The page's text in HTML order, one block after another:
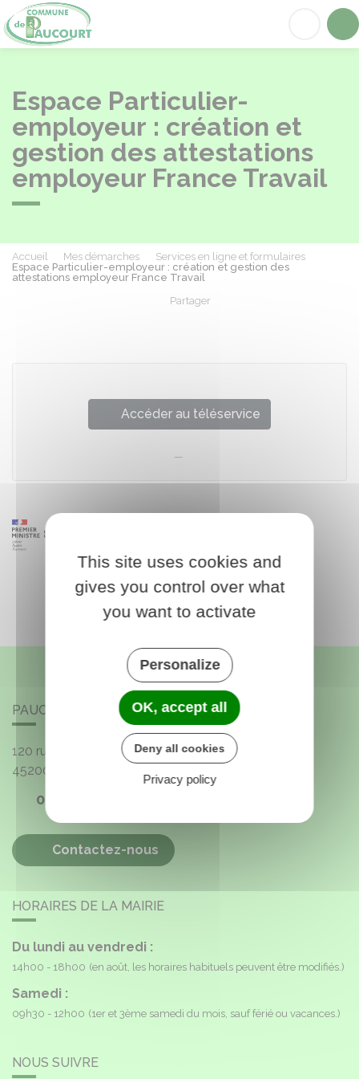
Espace Particulier-
employeur : création et
gestion des attestations
employeur France Travail
Accueil Mes démarches
Services en ligne et formulaires
Espace Particulier-employeur : création et gestion des
attestations employeur France Travail
Partager
Accéder au téléservice
PAUCOURT
120 rue de l'Église
45200
02 38 85 40 16
Contactez-nous
HORAIRES DE LA MAIRIE
Du lundi au vendredi :
14h00 - 18h00 (en août, les horaires habituels peuvent être modifiés.)
Samedi :
09h30 - 12h00 (1er et 3ème samedi du mois, sauf férié ou vacances.)
NOUS SUIVRE
This site uses cookies and
gives you control over what
you want to activate
Personalize
OK, accept all
Deny all cookies
Privacy policy